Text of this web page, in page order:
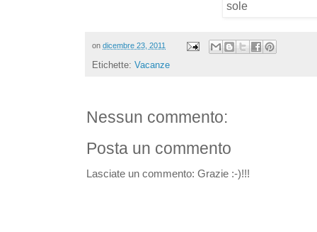
on dicembre 23, 2011
Etichette: Vacanze
Nessun commento:
Posta un commento
Lasciate un commento: Grazie :-)!!!